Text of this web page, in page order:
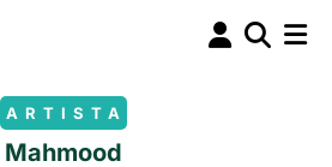
ARTISTA
Mahmood